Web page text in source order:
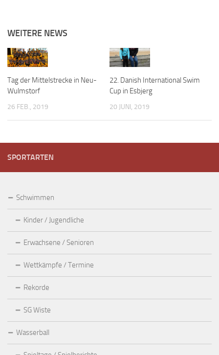
WEITERE NEWS
Tag der Mittelstrecke in Neu-
Wulmstorf
26 FEB., 2019
22. Danish International Swim
Cup in Esbjerg
20 JUNI, 2019
SPORTARTEN
Schwimmen
Kinder / Jugendliche
Erwachsene / Senioren
Wettkämpfe / Termine
Rekorde
SG Wiste
Wasserball